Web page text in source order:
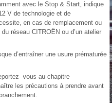
avec le Stop & Start, indique
V de technologie et de
en cas de remplacement ou
réseau CITROËN ou d’un atelier
d’entraîner une usure prématurée
vous au chapitre
les précautions à prendre avant